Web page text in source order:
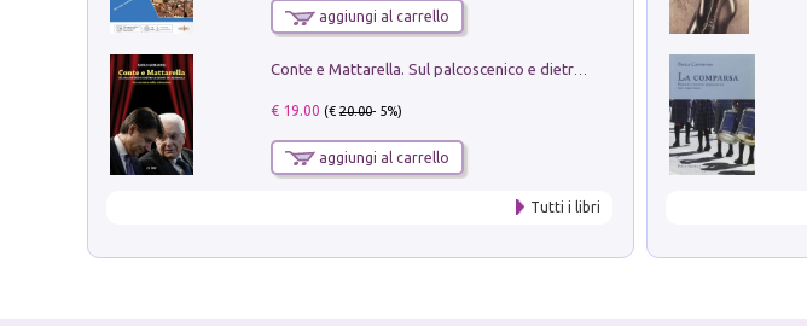
aggiungi al carrello
Conte e Mattarella. Sul palcoscenico e dietro le quinte del Quirinale. Un racconto sulle istituzioni
€ 19.00 (€20.00- 5%)
aggiungi al carrello
Tutti i libri